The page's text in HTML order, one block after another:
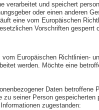
verarbeitet und speichert
oder einen anderen
eine vom Europäischen
Vorschriften gesperrt
Europäischen Richtlinien-
werden. Möchte eine
Daten
zu seiner Person
zugestanden: